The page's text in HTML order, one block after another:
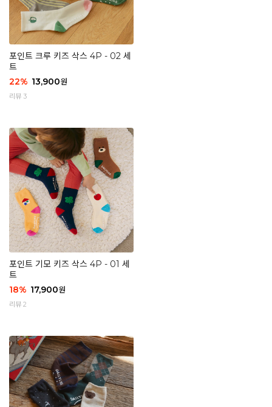
포인트 크루 키즈 삭스 4P - 02 세
트
22% 13,900원
리뷰 3
포인트 기모 키즈 삭스 4P - 01 세
트
18% 17,900원
리뷰 2